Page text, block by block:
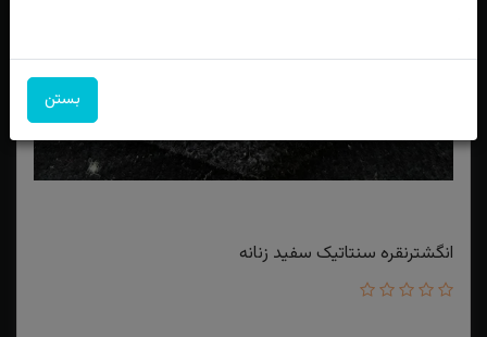
انگشترنقره سنتاتیک سفید زنانه
بستن